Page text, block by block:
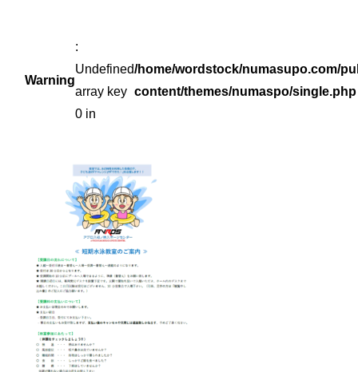
Warning
:
Undefined
array key
0 in
/home/wordstock/numasupo.com/
content/themes/numaspo/single.php